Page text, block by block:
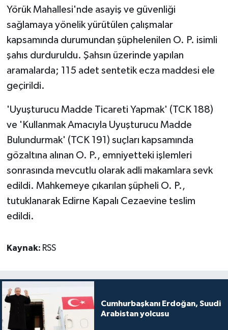
Yörük Mahallesi'nde asayiş ve güvenliği
sağlamaya yönelik yürütülen çalışmalar
kapsamında durumundan şüphelenilen O. P. isimli
şahıs durduruldu. Şahsın üzerinde yapılan
aramalarda; 115 adet sentetik ecza maddesi ele
geçirildi.
'Uyuşturucu Madde Ticareti Yapmak' (TCK 188)
ve 'Kullanmak Amacıyla Uyuşturucu Madde
Bulundurmak' (TCK 191) suçları kapsamında
gözaltına alınan O. P., emniyetteki işlemleri
sonrasında mevcutlu olarak adli makamlara sevk
edildi. Mahkemeye çıkarılan şüpheli O. P.,
tutuklanarak Edirne Kapalı Cezaevine teslim
edildi.
Kaynak: RSS
Cumhurbaşkanı Erdoğan, Suudi
Arabistan yolcusu